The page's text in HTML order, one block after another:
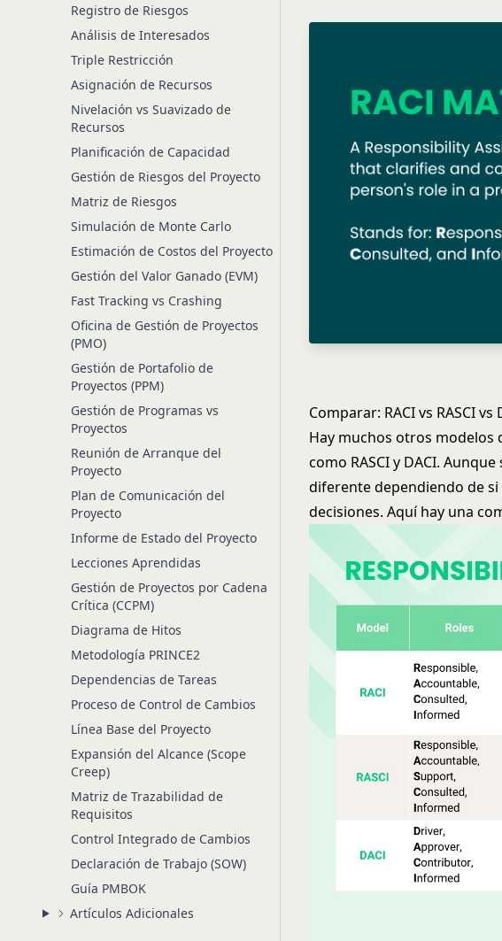
Registro de Riesgos
Análisis de Interesados
Triple Restricción
Asignación de Recursos
Nivelación vs Suavizado de
Recursos
Planificación de Capacidad
Gestión de Riesgos del Proyecto
Matriz de Riesgos
Simulación de Monte Carlo
Estimación de Costos del Proyecto
Gestión del Valor Ganado (EVM)
Fast Tracking vs Crashing
Oficina de Gestión de Proyectos
(PMO)
Gestión de Portafolio de
Proyectos (PPM)
Gestión de Programas vs
Proyectos
Reunión de Arranque del
Proyecto
Plan de Comunicación del
Proyecto
Informe de Estado del Proyecto
Lecciones Aprendidas
Gestión de Proyectos por Cadena
Crítica (CCPM)
Diagrama de Hitos
Metodología PRINCE2
Dependencias de Tareas
Proceso de Control de Cambios
Línea Base del Proyecto
Expansión del Alcance (Scope
Creep)
Matriz de Trazabilidad de
Requisitos
Control Integrado de Cambios
Declaración de Trabajo (SOW)
Guía PMBOK
Artículos Adicionales
Comparar: RACI vs RASCI vs
Hay muchos otros modelos
como RASCI y DACI.
diferente dependiendo de
decisiones. Aquí hay una